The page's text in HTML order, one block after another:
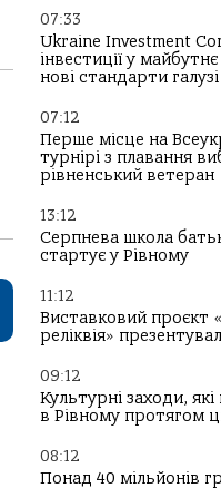
07:33
Ukraine Investment
інвестиції у
нові стандарти галузі
07:12
Перше місце на
турнірі з плавання
рівненський ветеран
13:12
Серпнева школа
стартує у Рівному
11:12
Виставковий проєкт
реліквія»
09:12
Культурні заходи,
в Рівному протягом
08:12
Понад 40 мільйонів